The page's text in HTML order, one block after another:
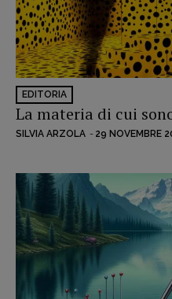
Copyright © 2018 – 2023 Pulp
Associazione Pulp Magazine –
Tribunale Milano n° 5864/2023
97943720157 –Privacy
EDITORIA
La materia di cui
SILVIA ARZOLA - 29 NOVEMBRE